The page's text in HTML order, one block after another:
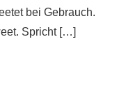
bei Gebrauch.
Spricht […]